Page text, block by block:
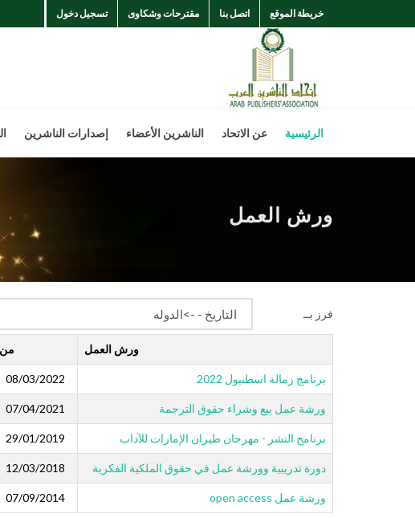
خريطة الموقع اتصل بنا مقترحات وشكاوى تسجيل دخول
الرئيسية عن الاتحاد الناشرين الأعضاء إصدارات الناشرين
ورش العمل
فرز بــ
ورش العمل من
برنامج زمالة اسطنبول 2022 08/03/2022
ورشة عمل بيع وشراء حقوق الترجمة 07/04/2021
برنامج النشر - مهرجان طيران الإمارات للآداب 29/01/2019
دورة تدريبية وورشة عمل في حقوق الملكية الفكرية 12/03/2018
ورشة عمل open access 07/09/2014